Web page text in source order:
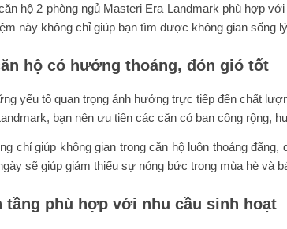
hộ 2 phòng ngủ Masteri Era Landmark phù hợp
này không chỉ giúp bạn tìm được không gian sống
hộ có hướng thoáng, đón gió tốt
yếu tố quan trọng ảnh hưởng trực tiếp đến chất
bạn nên ưu tiên các căn có ban công rộng,
chỉ giúp không gian trong căn hộ luôn thoáng
sẽ giúp giảm thiểu sự nóng bức trong mùa hè và
tầng phù hợp với nhu cầu sinh hoạt